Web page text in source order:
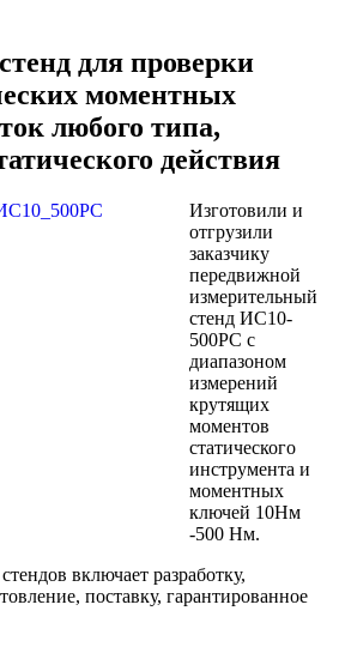
для проверки
моментных
любого типа,
действия
Изготовили и
отгрузили
заказчику
передвижной
измерительный
стенд ИС10-
500РС с
диапазоном
измерений
крутящих
моментов
статического
инструмента и
моментных
ключей 10Нм
-500 Нм.
включает разработку,
поставку, гарантированное